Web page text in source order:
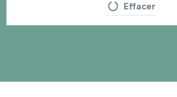
Effacer